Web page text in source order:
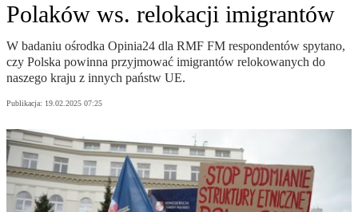
Polaków ws. relokacji imigrantów
W badaniu ośrodka Opinia24 dla RMF FM respondentów spytano,
czy Polska powinna przyjmować imigrantów relokowanych do
naszego kraju z innych państw UE.
Publikacja: 19.02.2025 07:25